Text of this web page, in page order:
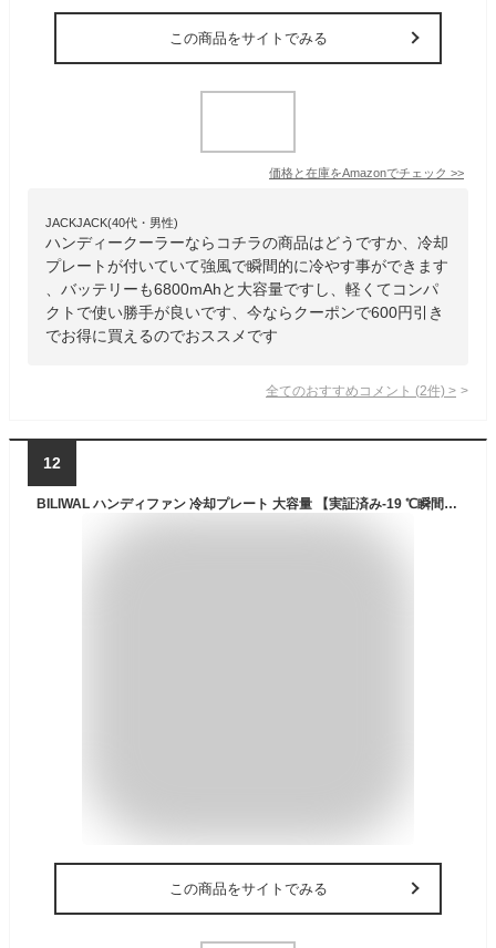
この商品をサイトでみる
価格と在庫をAmazonでチェック >>
JACKJACK(40代・男性)
ハンディークーラーならコチラの商品はどうですか、冷却
プレートが付いていて強風で瞬間的に冷やす事ができます
、バッテリーも6800mAhと大容量ですし、軽くてコンパ
クトで使い勝手が良いです、今ならクーポンで600円引き
でお得に買えるのでおススメです
全てのおすすめコメント (2件) >
12
BILIWAL ハンディファン 冷却プレート 大容量 【実証済み-19 ℃瞬間冷却】クーラー機能 4段階風量調節 3000mAh大容量 最大15時間動作 首掛け扇風機 強力 Type-C急速充電 軽量 ミニ 携帯扇風機 小型 手持ち扇風機 小型扇風機 熱中症対策 【ストラップ付】
この商品をサイトでみる